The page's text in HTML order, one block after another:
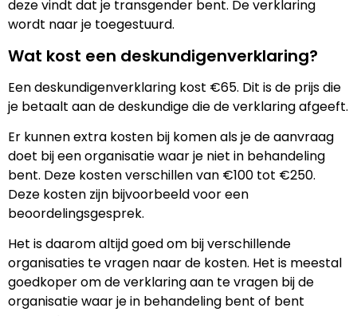
deze vindt dat je transgender bent. De verklaring
wordt naar je toegestuurd.
Wat kost een deskundigenverklaring?
Een deskundigenverklaring kost €65. Dit is de prijs die
je betaalt aan de deskundige die de verklaring afgeeft.
Er kunnen extra kosten bij komen als je de aanvraag
doet bij een organisatie waar je niet in behandeling
bent. Deze kosten verschillen van €100 tot €250.
Deze kosten zijn bijvoorbeeld voor een
beoordelingsgesprek.
Het is daarom altijd goed om bij verschillende
organisaties te vragen naar de kosten. Het is meestal
goedkoper om de verklaring aan te vragen bij de
organisatie waar je in behandeling bent of bent